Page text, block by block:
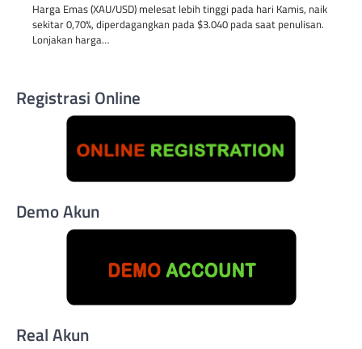
Harga Emas (XAU/USD) melesat lebih tinggi pada hari Kamis, naik
sekitar 0,70%, diperdagangkan pada $3.040 pada saat penulisan.
Lonjakan harga…
Registrasi Online
Demo Akun
Real Akun